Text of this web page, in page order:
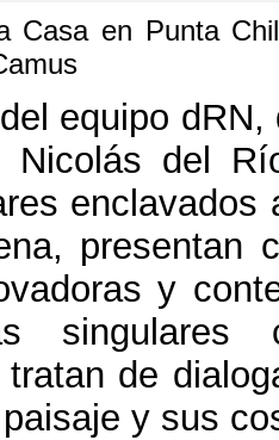
Casa en Punta
equipo dRN,
Nicolás del
enclavados
, presentan
y
singulares
tratan de
y sus